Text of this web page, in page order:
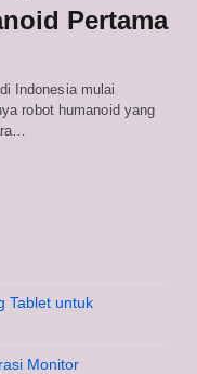
Pertama
Indonesia mulai
robot humanoid yang
Tablet untuk
Monitor